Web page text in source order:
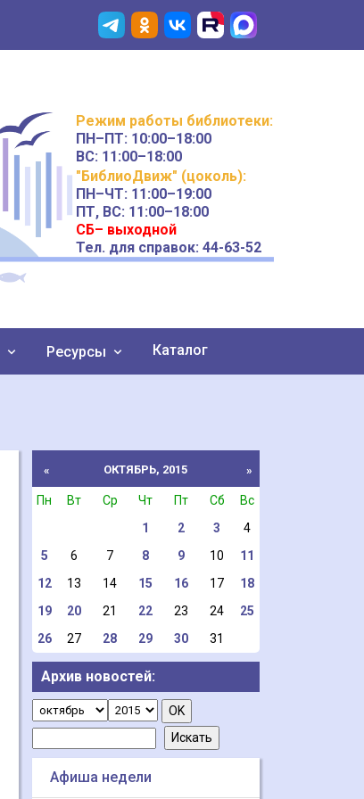
Режим работы библиотеки:
ПН–ПТ: 10:00–18:00
ВС: 11:00–18:00
"БиблиоДвиж" (цоколь):
ПН–ЧТ: 11:00–19:00
ПТ, ВС: 11:00–18:00
СБ– выходной
Тел. для справок: 44-63-52
Ресурсы Каталог
« ОКТЯБРЬ, 2015 »
Пн Вт Ср Чт Пт Сб
Вс
1
2 3
4
5
6 7 8 9 10
11
12
13 14 15 16 17
18
19
20 21 22 23 24
25
26
27 28 29 30 31
Архив новостей:
Афиша недели